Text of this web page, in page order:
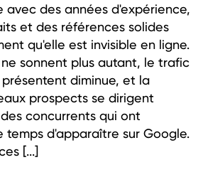
avec des années d'expérience,
et des références solides
qu'elle est invisible en ligne.
sonnent plus autant, le trafic
diminue, et la
prospects se dirigent
concurrents qui ont
temps d'apparaître sur Google.
[...]